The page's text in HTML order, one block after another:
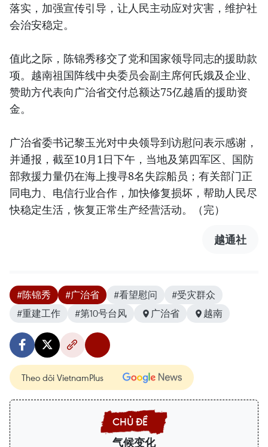
落实，加强宣传引导，让人民主动应对灾害，维护社
会治安稳定。
值此之际，陈锦秀移交了党和国家领导同志的援助款
项。越南祖国阵线中央委员会副主席何氏娥及企业、
赞助方代表向广治省交付总额达75亿越盾的援助资
金。
广治省委书记黎玉光对中央领导到访慰问表示感谢，
并通报，截至10月1日下午，当地及第四军区、国防
部救援力量仍在海上搜寻8名失踪船员；有关部门正
同电力、电信行业合作，加快修复损坏，帮助人民尽
快稳定生活，恢复正常生产经营活动。（完）
越通社
#陈锦秀 #广治省 #看望慰问
#受灾群众
#重建工作
#第10号台风 广治省 越南
Theo dõi VietnamPlus
气候变化